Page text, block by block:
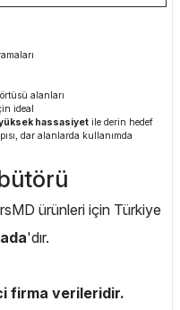
alanları
ideal
hassasiyet ile derin hedef
dar alanlarda kullanımda
ürünleri için Türkiye
'dır.
firma verileridir.